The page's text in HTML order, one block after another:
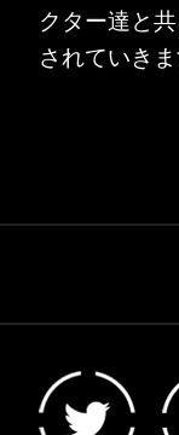
クター達と
されていき